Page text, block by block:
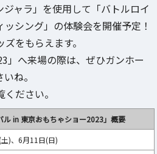
ャラ」を使用して「バトルロイ
シング」の体験会を開催予定！
をもらえます。
」へ来場の際は、ぜひガンホー
ね。
ください。
ル in 東京おもちゃショー2023」概要
)、6月11日(日)